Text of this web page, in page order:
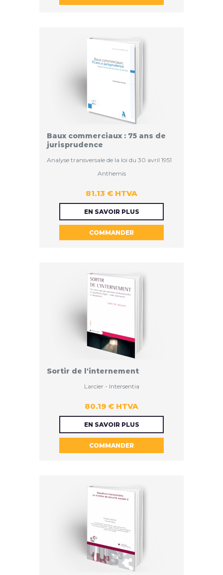
Baux commerciaux : 75 ans de
jurisprudence
Analyse transversale de la loi du 30 avril 1951
81.13 € HTVA
Anthemis
EN SAVOIR PLUS
COMMANDER
81.13 €
Sortir de l'internement
80.19 € HTVA
Larcier - Intersentia
EN SAVOIR PLUS
COMMANDER
80.19 €